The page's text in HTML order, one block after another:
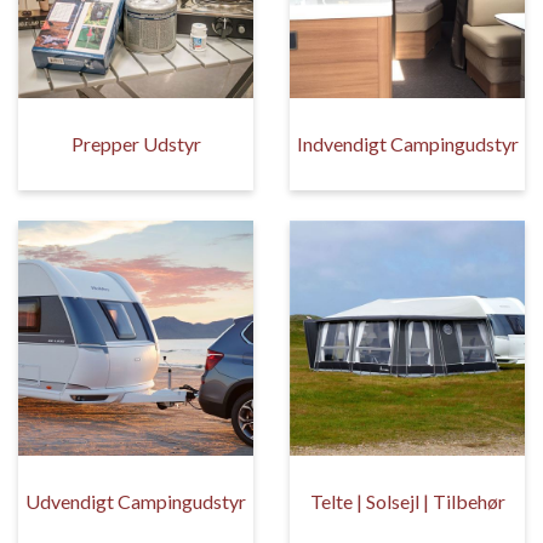
Prepper Udstyr Indvendigt Campingudstyr
Udvendigt Campingudstyr Telte | Solsejl | Tilbehør